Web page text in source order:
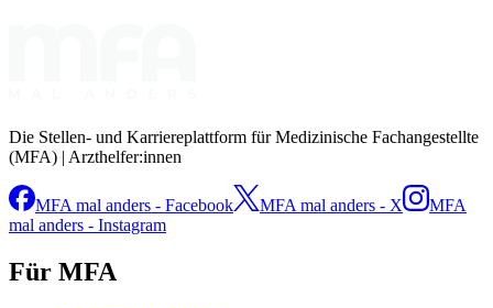
Die Stellen- und Karriereplattform für Medizinische Fachangestellte
(MFA) | Arzthelfer:innen
MFA mal anders - Facebook MFA mal anders - X
MFA
mal anders - Instagram
Für MFA